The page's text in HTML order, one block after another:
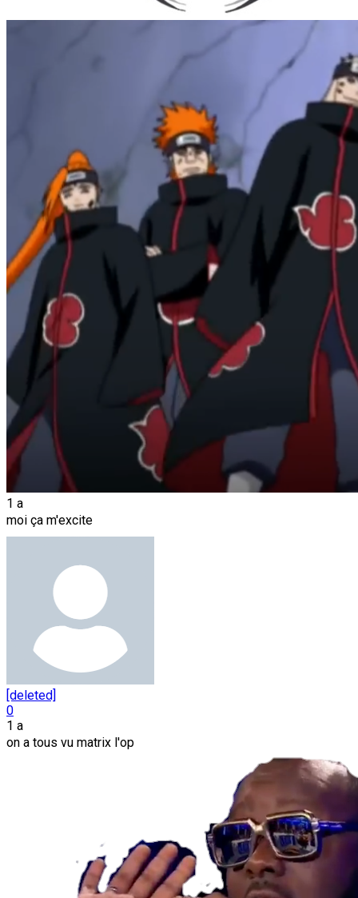
1 a
moi ça m'excite
[deleted]
0
1 a
on a tous vu matrix l'op